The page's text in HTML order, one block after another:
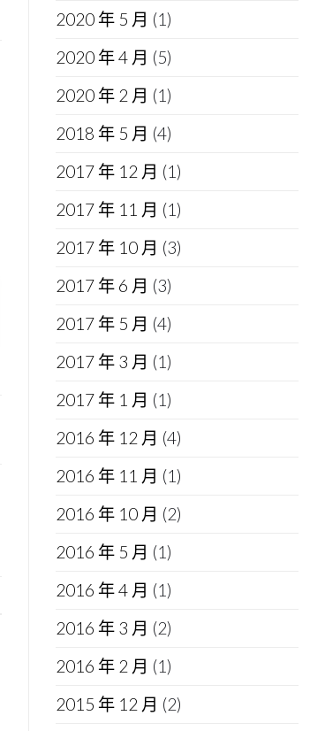
2020 年 5 月 (1)
2020 年 4 月 (5)
2020 年 2 月 (1)
2018 年 5 月 (4)
2017 年 12 月 (1)
2017 年 11 月 (1)
2017 年 10 月 (3)
2017 年 6 月 (3)
2017 年 5 月 (4)
2017 年 3 月 (1)
2017 年 1 月 (1)
2016 年 12 月 (4)
2016 年 11 月 (1)
2016 年 10 月 (2)
2016 年 5 月 (1)
2016 年 4 月 (1)
2016 年 3 月 (2)
2016 年 2 月 (1)
2015 年 12 月 (2)